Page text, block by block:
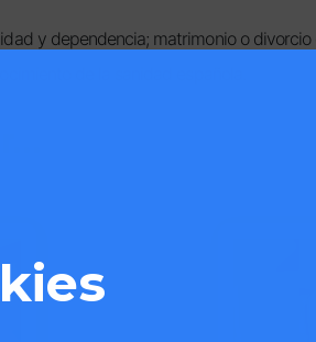
y dependencia; matrimonio o
de la sanidad española.